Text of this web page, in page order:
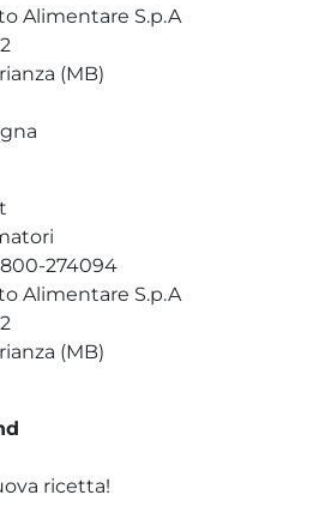
Alimentare S.p.A
(MB)
274094
Alimentare S.p.A
(MB)
ricetta!